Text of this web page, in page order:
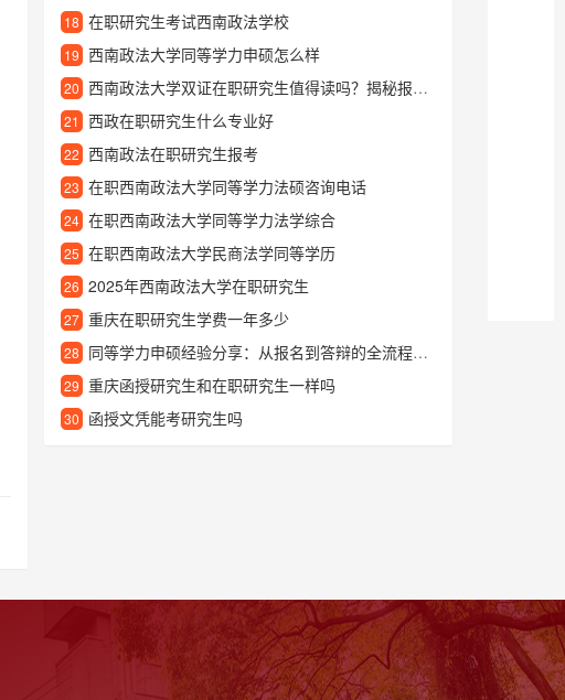
18 在职研究生考试西南政法学校
19 西南政法大学同等学力申硕怎么样
20 西南政法大学双证在职研究生值得读吗？揭秘报考优势和就读体验
21 西政在职研究生什么专业好
22 西南政法在职研究生报考
23 在职西南政法大学同等学力法硕咨询电话
24 在职西南政法大学同等学力法学综合
25 在职西南政法大学民商法学同等学历
26 2025年西南政法大学在职研究生
27 重庆在职研究生学费一年多少
28 同等学力申硕经验分享：从报名到答辩的全流程指南
29 重庆函授研究生和在职研究生一样吗
30 函授文凭能考研究生吗